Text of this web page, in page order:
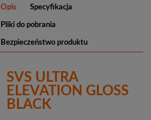
Opis Specyfikacja
Pliki do pobrania
Bezpieczeństwo produktu
SVS ULTRA
ELEVATION GLOSS
BLACK